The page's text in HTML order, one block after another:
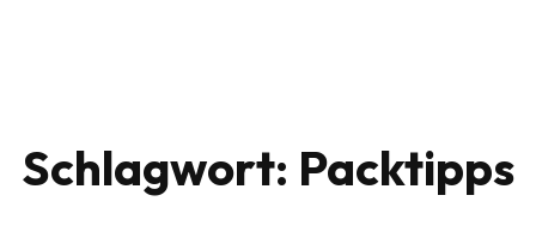
Schlagwort: Packtipps